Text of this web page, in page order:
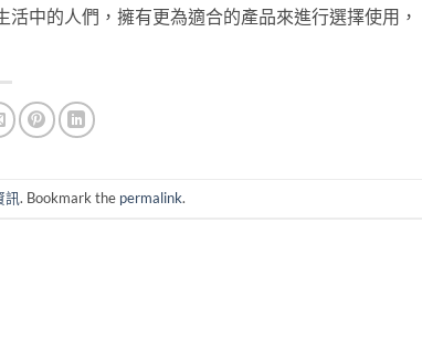
中的人們，擁有更為適合的產品來進行選擇使用，
訊. Bookmark the permalink.